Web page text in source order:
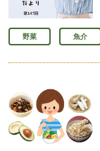
野菜 魚介